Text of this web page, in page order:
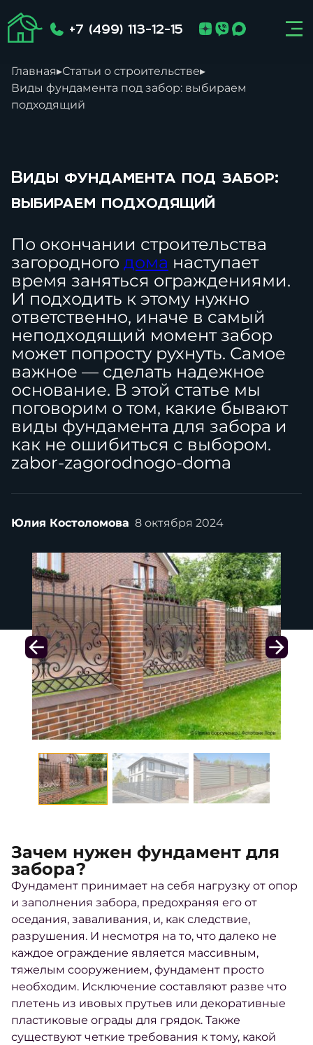
+7 (499) 113-12-15
Главная▸Статьи о строительстве▸
Виды фундамента под забор: выбираем
подходящий
Виды фундамента под забор:
выбираем подходящий
По окончании строительства
загородного дома наступает
время заняться ограждениями.
И подходить к этому нужно
ответственно, иначе в самый
неподходящий момент забор
может попросту рухнуть. Самое
важное — сделать надежное
основание. В этой статье мы
поговорим о том, какие бывают
виды фундамента для забора и
как не ошибиться с выбором.
zabor-zagorodnogo-doma
Юлия Костоломова 8 октября 2024
Зачем нужен фундамент для
забора?
Фундамент принимает на себя нагрузку от опор
и заполнения забора, предохраняя его от
оседания, заваливания, и, как следствие,
разрушения. И несмотря на то, что далеко не
каждое ограждение является массивным,
тяжелым сооружением, фундамент просто
необходим. Исключение составляют разве что
плетень из ивовых прутьев или декоративные
пластиковые ограды для грядок. Также
существуют четкие требования к тому, какой